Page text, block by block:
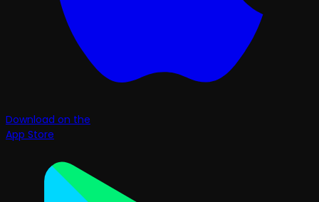
Download on the
App Store